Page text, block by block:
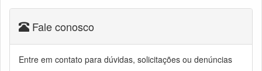
Fale conosco
Entre em contato para dúvidas, solicitações ou denúncias